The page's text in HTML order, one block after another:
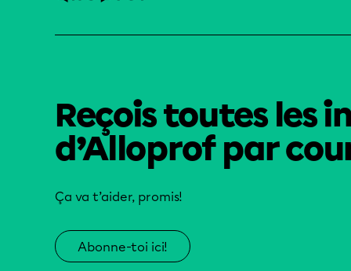
Reçois toutes les
d’Alloprof par
Ça va t’aider, promis!
Abonne-toi ici!